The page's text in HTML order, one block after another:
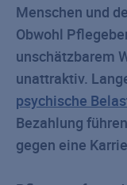
Menschen und
Obwohl
unschätzbarem
unattraktiv.
psychische
Bezahlung
gegen eine